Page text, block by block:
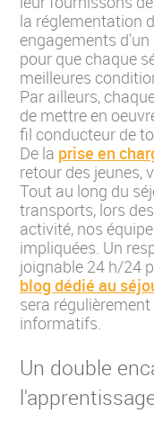
la réglementation
engagements
pour que chaque
meilleures
Par ailleurs,
de mettre en
fil conducteur de
De la prise en
retour des jeunes,
Tout au long du
transports, lors
activité, nos
impliquées. Un
joignable 24 h/24
blog dédié au
sera
informatifs.
Un double